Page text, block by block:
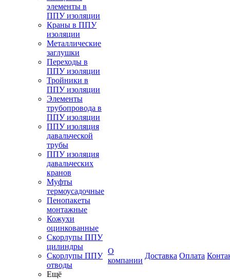
элементы в
ППУ изоляции
Краны в ППУ
изоляции
Металлические
заглушки
Переходы в
ППУ изоляции
Тройники в
ППУ изоляции
Элементы
трубопровода в
ППУ изоляции
ППУ изоляция
давальческой
трубы
ППУ изоляция
давальческих
кранов
Муфты
термоусадочные
Пенопакеты
монтажные
Кожухи
оцинкованные
Скорлупы ППУ
цилиндры
Скорлупы ППУ
отводы
Ещё
О
компании
Доставка Оплата